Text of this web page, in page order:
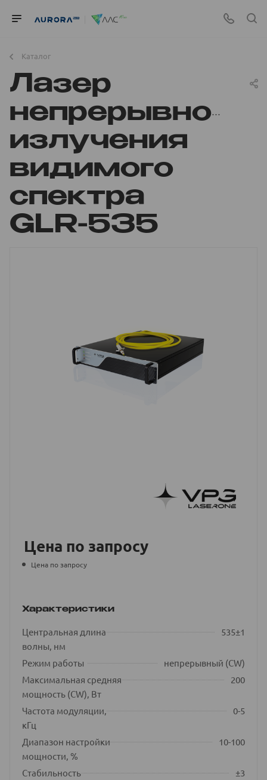
Каталог
Лазер
непрерывного
излучения
видимого
спектра
GLR-535
Цена по запросу
Цена по запросу
Характеристики
Центральная длина
волны, нм
535±1
Режим работы
непрерывный (CW)
Максимальная средняя
мощность (CW), Вт
200
Частота модуляции,
кГц
0-5
Диапазон настройки
мощности, %
10-100
Стабильность
±3